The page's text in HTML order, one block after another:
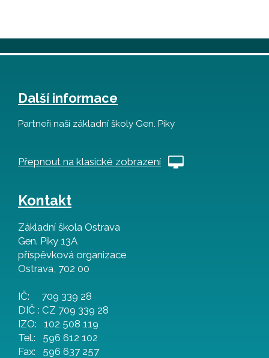
Další informace
Partneři naší základní školy Gen. Píky
Přepnout na klasické zobrazení
Kontakt
Základní škola Ostrava
Gen. Piky 13A
příspěvková organizace
Ostrava, 702 00
IČ: 709 339 28
DIČ : CZ 709 339 28
IZO: 102 508 119
Tel.: 596 612 102
Fax: 596 637 257